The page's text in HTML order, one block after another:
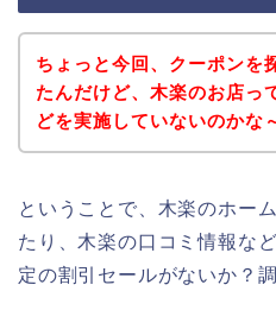
ちょっと今回、クーポンを
たんだけど、木楽のお店っ
どを実施していないのかな
ということで、木楽のホー
たり、木楽の口コミ情報な
定の割引セールがないか？